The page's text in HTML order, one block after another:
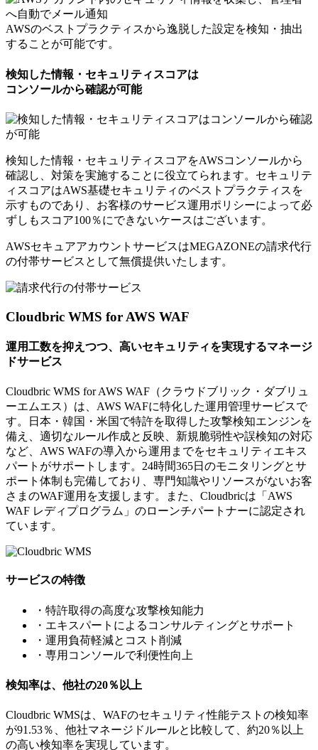
AWSのベストプラクティスから逸脱した設定を検知・抽出
することが可能です。
検知した情報・セキュリティスコアは
コンソールから確認が可能
検知した情報・セキュリティスコアをAWSコンソールから
確認し、対策を実施することに役立てられます。セキュリテ
ィスコアはAWS基礎セキュリティのベストプラクティスを
示すものであり、お客様のサービス運用ポリシーによって必
ずしもスコア100％にできないケースはございます。
AWSセキュアアカウントサービスはMEGAZONEの請求代行
の付帯サービスとして無償提供いたします。
Cloudbric WMS for AWS WAF
運用工数を抑えつつ、高いセキュリティを実現するマネージ
ドサービス
Cloudbric WMS for AWS WAF（クラウドブリック・ダブリュ
ーエムエス）は、AWS WAFに特化した運用管理サービスで
す。日本・韓国・米国で特許を取得した攻撃検知エンジンを
備え、適切なルール作成と反映、新規脆弱性や誤検知の対応
など、AWS WAFの導入から運用までをセキュリティエキス
パートがサポートします。24時間365日のモニタリングとサ
ポート体制も完備しており、専門知識やリソースがないお客
さまのWAF運用を支援します。また、Cloudbricは「AWS
WAF レディプログラム」のローンチパートナーに認定され
ています。
サービスの特徴
・特許取得の高度な攻撃検知能力
・エキスパートによるコンサルティングとサポート
・運用負荷軽減とコスト削減
・専用コンソールで利便性向上
検知率は、他社の20％以上
Cloudbric WMSは、WAFのセキュリティ性能テストの検知率
が91.53％、他社マネージドルールと比較して、約20％以上
の高い検知率を実現しています。